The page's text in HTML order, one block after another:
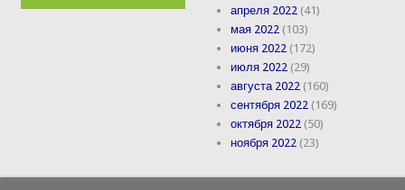
апреля 2022 (41)
мая 2022 (103)
июня 2022 (172)
июля 2022 (29)
августа 2022 (160)
сентября 2022 (169)
октября 2022 (50)
ноября 2022 (23)